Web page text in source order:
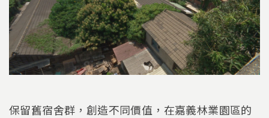
保留舊宿舍群，創造不同價值，在嘉義林業園區的